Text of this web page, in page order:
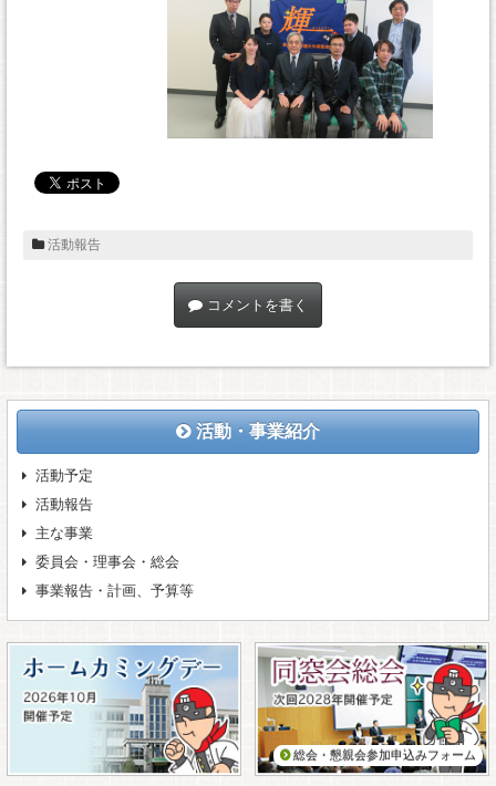
活動報告
コメントを書く
活動・事業紹介
活動予定
活動報告
主な事業
委員会・理事会・総会
事業報告・計画、予算等
総会・懇親会参加申込みフォーム